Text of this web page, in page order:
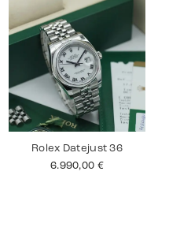
Rolex Datejust 36
6.990,00 €